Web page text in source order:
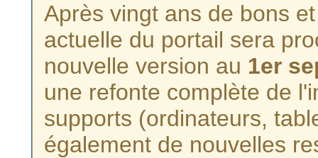
Après vingt ans de bons
actuelle du portail sera
nouvelle version au 1er
une refonte complète de
supports (ordinateurs,
également de nouvelles